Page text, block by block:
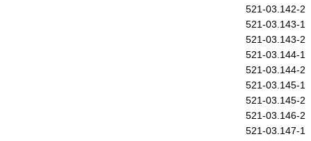
521-03.142-2
521-03.143-1
521-03.143-2
521-03.144-1
521-03.144-2
521-03.145-1
521-03.145-2
521-03.146-2
521-03.147-1